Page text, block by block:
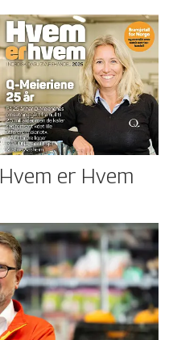
Hvem er Hvem